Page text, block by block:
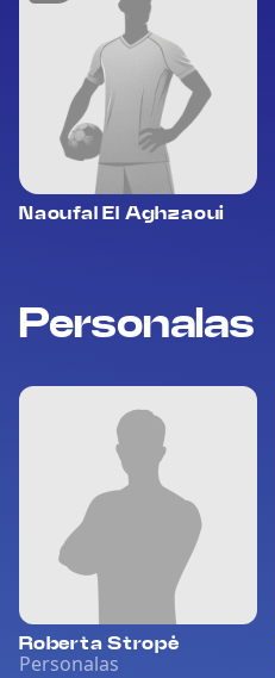
Naoufal El Aghzaoui
Personalas
Roberta Stropė
Personalas